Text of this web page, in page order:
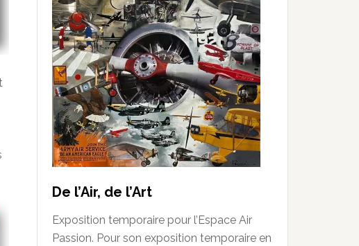
De l’Air, de l’Art
Exposition temporaire pour l’Espace Air
Passion. Pour son exposition temporaire en